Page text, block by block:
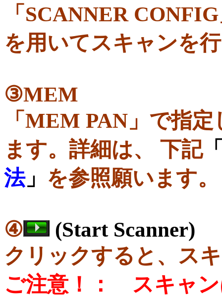
「SCANNER
を用いてスキャンを
③MEM
「MEM PAN」 で指定
ます。詳細は、 下記
法」 を参照願います。
④
(Start Scanner)
クリックすると、ス
ご注意！： スキャ